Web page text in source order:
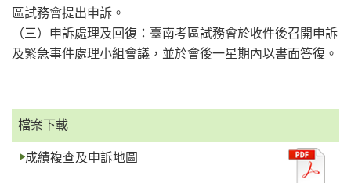
區試務會提出申訴。
（三）申訴處理及回復：臺南考區試務會於收件後召開申訴
及緊急事件處理小組會議，並於會後一星期內以書面答復。
檔案下載
成績複查及申訴地圖